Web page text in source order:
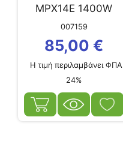
MPX14E 1400W
007159
85,00 €
Η τιμή περιλαμβάνει ΦΠΑ
24%